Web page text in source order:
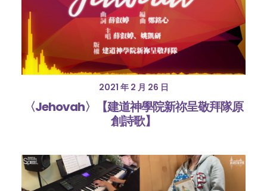
2021 年 2 月 26 日
〈Jehovah〉【建道神學院新祢呈敬拜隊原
創詩歌】